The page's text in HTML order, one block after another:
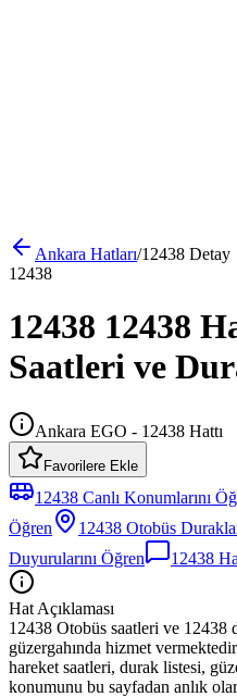
Ankara Hatları/12438 Detay
12438
12438 12438
Saatleri ve
Ankara EGO - 12438 Hattı
Favorilere Ekle
12438 Canlı Konumlarını
Öğren
12438 Otobüs
Duyurularını Öğren
12438
Hat Açıklaması
12438 Otobüs saatleri ve 12438
güzergahında hizmet
hareket saatleri, durak listesi,
konumunu bu sayfadan anlık